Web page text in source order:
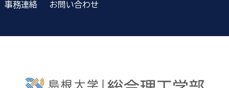
事務連絡 お問い合わせ